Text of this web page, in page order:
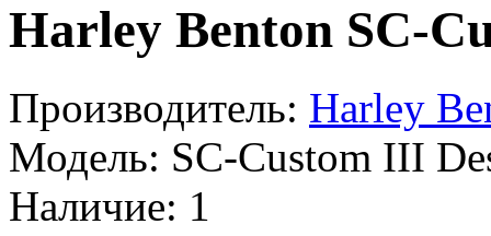
Harley Benton SC-
Производитель: Harley
Модель: SC-Custom III
Наличие: 1